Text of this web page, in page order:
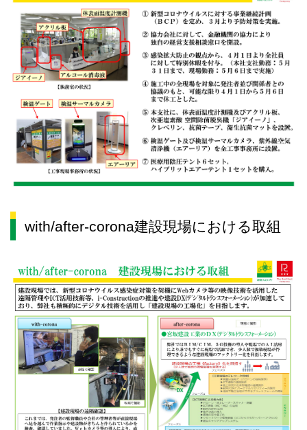
with/after-corona建設現場における取組